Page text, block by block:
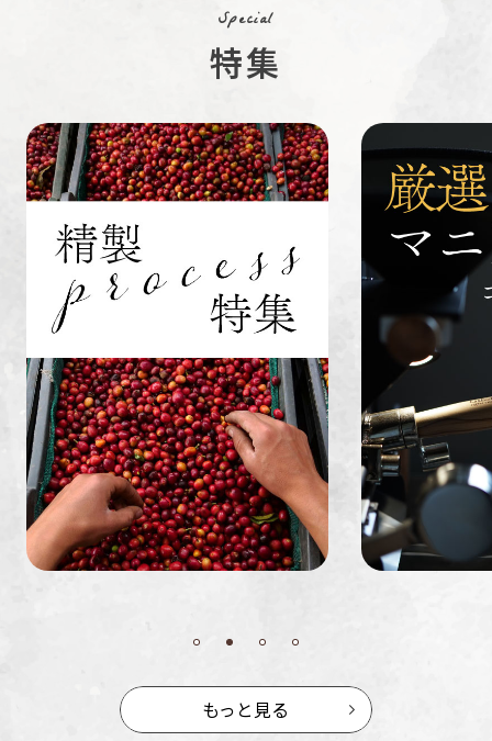
すてきな道
具
生活雑貨 福袋
業務用 定期便
ブラジル
インドネシ
ア
ホンジュラ
ス
ミャンマー ルワンダ
Special
特集
もっと見る